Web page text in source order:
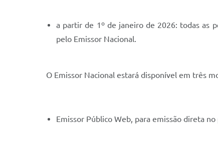
a partir de 1º de janeiro de 2026: todas as
pelo Emissor Nacional.
O Emissor Nacional estará disponível em três
Emissor Público Web, para emissão direta no